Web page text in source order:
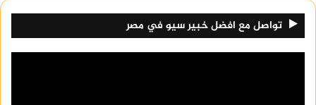
تواصل مع افضل خبير سيو في مصر